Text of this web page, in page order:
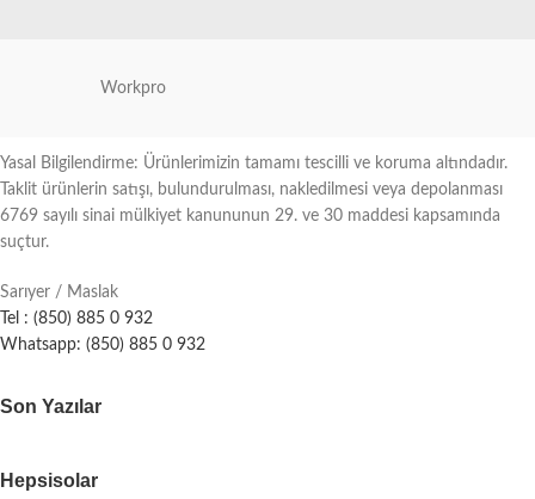
Workpro
Yasal Bilgilendirme: Ürünlerimizin tamamı tescilli ve koruma altındadır.
Taklit ürünlerin satışı, bulundurulması, nakledilmesi veya depolanması
6769 sayılı sinai mülkiyet kanununun 29. ve 30 maddesi kapsamında
suçtur.
Sarıyer / Maslak
Tel : (850) 885 0 932
Whatsapp: (850) 885 0 932
Son Yazılar
Hepsisolar